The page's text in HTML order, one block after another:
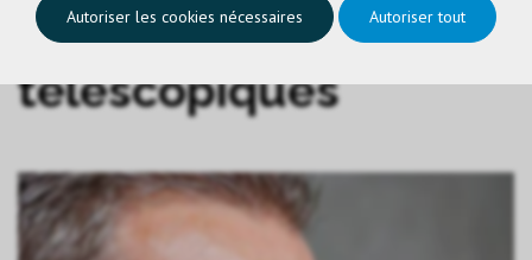
Systèmes
télescopiques
Autoriser les cookies nécessaires Autoriser tout